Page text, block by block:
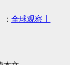
全球观察丨